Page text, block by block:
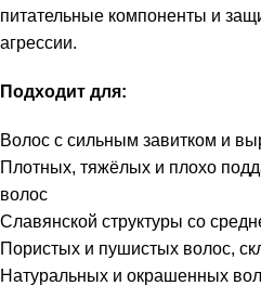
питательные компоненты и
агрессии.
Подходит для:
Волос с сильным завитком и
Плотных, тяжёлых и плохо
волос
Славянской структуры со
Пористых и пушистых волос,
Натуральных и окрашенных